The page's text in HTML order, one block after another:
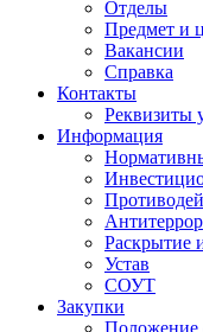
Отделы
Предмет и
Вакансии
Справка
Контакты
Реквизиты
Информация
Антитеррор
Раскрытие
Устав
СОУТ
Закупки
Положение